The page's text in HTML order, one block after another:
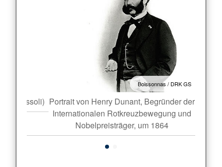
Bossoli)
Boissonnas / DRK GS
Portrait von Henry Dunant, Begründer der
Internationalen Rotkreuzbewegung und
Nobelpreisträger, um 1864